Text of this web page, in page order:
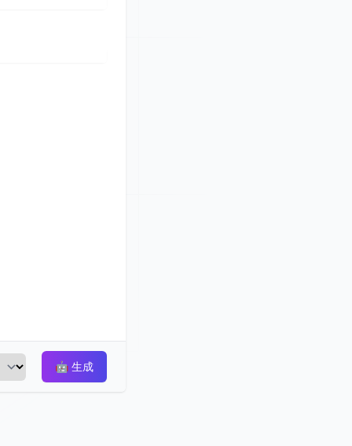
🤖 生成